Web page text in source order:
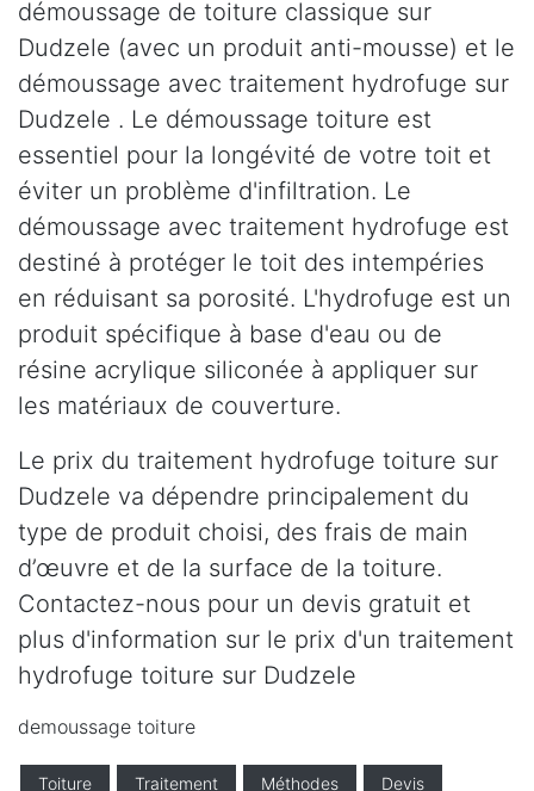
démoussage de toiture classique sur
Dudzele (avec un produit anti-mousse) et le
démoussage avec traitement hydrofuge sur
Dudzele . Le démoussage toiture est
essentiel pour la longévité de votre toit et
éviter un problème d'infiltration. Le
démoussage avec traitement hydrofuge est
destiné à protéger le toit des intempéries
en réduisant sa porosité. L'hydrofuge est un
produit spécifique à base d'eau ou de
résine acrylique siliconée à appliquer sur
les matériaux de couverture.
Le prix du traitement hydrofuge toiture sur
Dudzele va dépendre principalement du
type de produit choisi, des frais de main
d’œuvre et de la surface de la toiture.
Contactez-nous pour un devis gratuit et
plus d'information sur le prix d'un traitement
hydrofuge toiture sur Dudzele
demoussage toiture
Toiture Traitement Méthodes Devis